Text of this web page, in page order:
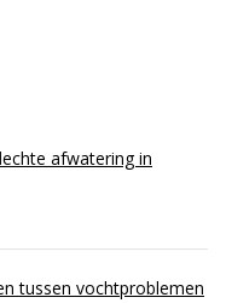
afwatering in
tussen vochtproblemen